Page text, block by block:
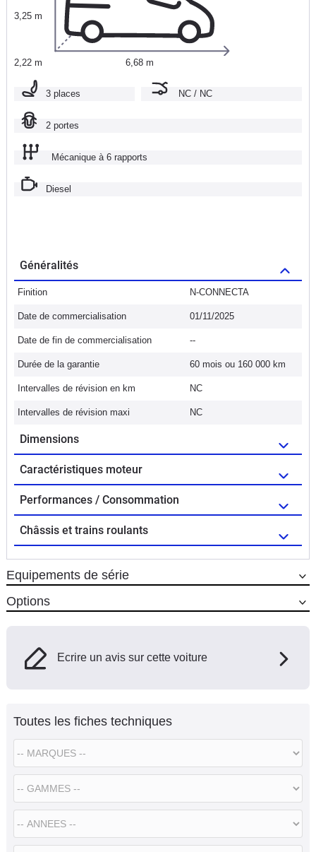
3,25 m
2,22 m 6,68 m
3 places NC / NC
2 portes
Mécanique à 6 rapports
Diesel
Généralités
Finition N-CONNECTA
Date de commercialisation 01/11/2025
Date de fin de commercialisation --
Durée de la garantie 60 mois ou 160 000 km
Intervalles de révision en km NC
Intervalles de révision maxi NC
Dimensions
Caractéristiques moteur
Performances / Consommation
Châssis et trains roulants
Equipements de série
Options
Ecrire un avis sur cette voiture
Toutes les fiches techniques